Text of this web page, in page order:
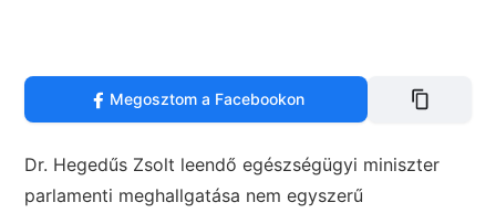
Megosztom a Facebookon
Dr. Hegedűs Zsolt leendő egészségügyi miniszter
parlamenti meghallgatása nem egyszerű